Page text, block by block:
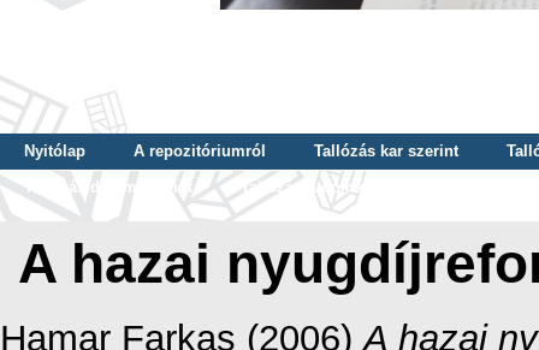
Nyitólap A repozitóriumról Tallózás kar szerint
Tallózás dátum szerint
Tallózás tudományterület szerint
A hazai
Hamar Farkas (2006)A hazai